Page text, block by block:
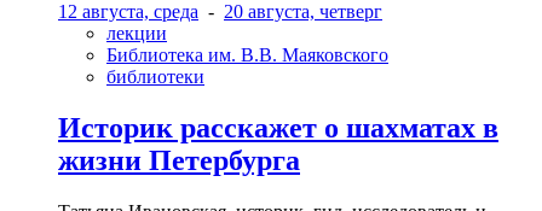
12 августа, среда - 20 августа, четверг
лекции
Библиотека им. В.В. Маяковского
библиотеки
Историк расскажет о шахматах в
жизни Петербурга